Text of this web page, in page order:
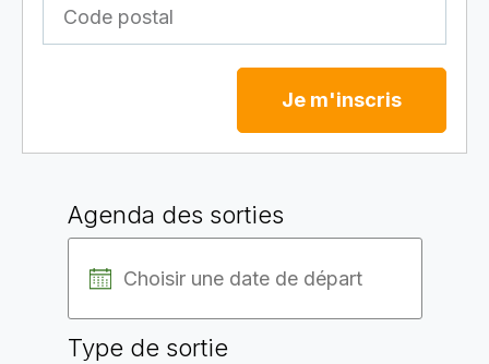
Je m'inscris
Agenda des sorties
Type de sortie